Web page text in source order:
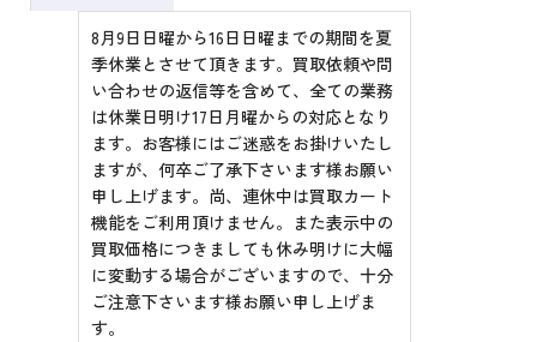
8月9日日曜から16日日曜までの期間を夏
季休業とさせて頂きます。買取依頼や問
い合わせの返信等を含めて、全ての業務
は休業日明け17日月曜からの対応となり
ます。お客様にはご迷惑をお掛けいたし
ますが、何卒ご了承下さいます様お願い
申し上げます。尚、連休中は買取カート
機能をご利用頂けません。また表示中の
買取価格につきましても休み明けに大幅
に変動する場合がございますので、十分
ご注意下さいます様お願い申し上げま
す。